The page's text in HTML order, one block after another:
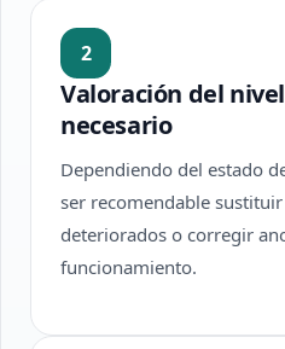
2
Valoración del
necesario
Dependiendo del estado
ser recomendable
deteriorados o corregir
funcionamiento.